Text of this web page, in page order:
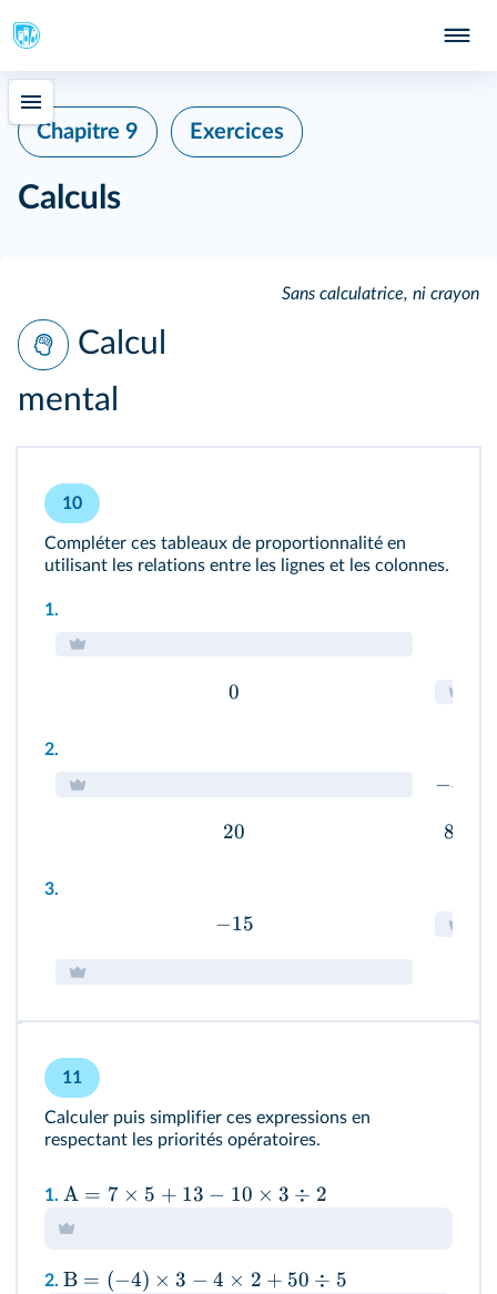
Chapitre 9 Exercices
Calculs
Calcul
mental
Sans calculatrice, ni crayon
10
Compléter ces tableaux de proportionnalité en
utilisant les relations entre les lignes et les colonnes.
1.
0
2.
−4
20
8
3.
−15
11
Calculer puis simplifier ces expressions en
respectant les priorités opératoires.
1. A = 7 × 5 + 13 − 10 × 3 ÷ 2
2. B = (−4) × 3 − 4 × 2 + 50 ÷ 5